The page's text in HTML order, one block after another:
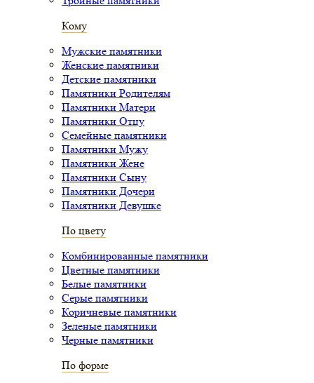
Кому
Мужские памятники
Женские памятники
Детские памятники
Памятники Родителям
Памятники Матери
Памятники Отцу
Семейные памятники
Памятники Мужу
Памятники Жене
Памятники Сыну
Памятники Дочери
Памятники Девушке
По цвету
Комбинированные памятники
Цветные памятники
Белые памятники
Серые памятники
Коричневые памятники
Зеленые памятники
Черные памятники
По форме